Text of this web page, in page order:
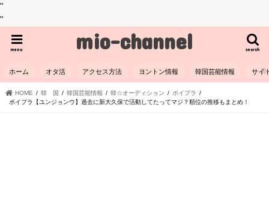
"
"
mio-channel search
menu
ホーム オタ活 アクセス方法 ヨントン情報 韓国芸能情報 サイ
HOME 韓 国 韓国芸能情報 韓☆オーディション
ボイプラ
ボイプラ【ユンジョンウ】過去に新大久保で活動してたってマジ？順位の推移もまとめ！